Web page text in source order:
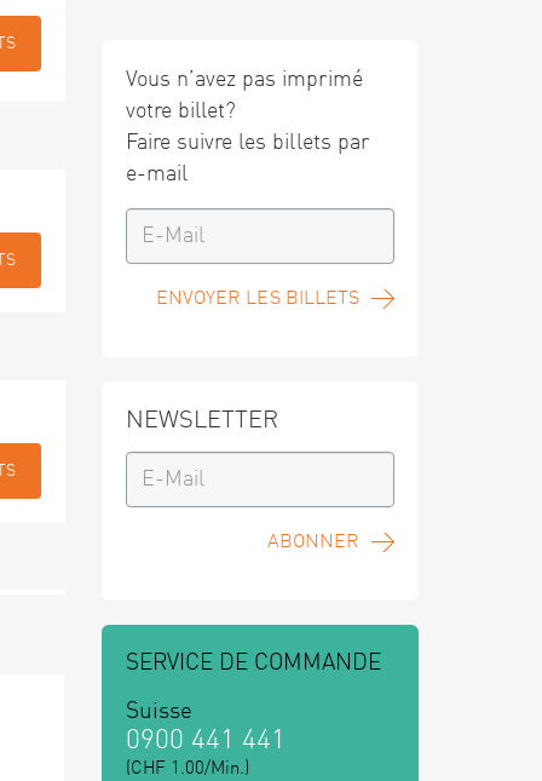
Vous n’avez pas imprimé
votre billet?
Faire suivre les billets par
e-mail
ENVOYER LES BILLETS
NEWSLETTER
ABONNER
SERVICE DE COMMANDE
Suisse
0900 441 441
(CHF 1.00/Min.)